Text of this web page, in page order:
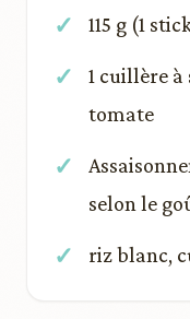
115 g (1
1 cuillère à
tomate
selon le
riz blanc,